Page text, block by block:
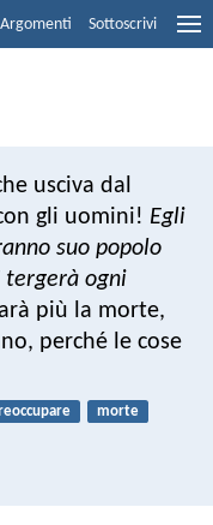
Argomenti Sottoscrivi
usciva dal
gli uomini! Egli
suo popolo
tergerà ogni
più la morte,
perché le cose
morte